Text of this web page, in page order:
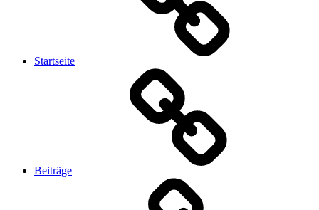
Startseite
Beiträge